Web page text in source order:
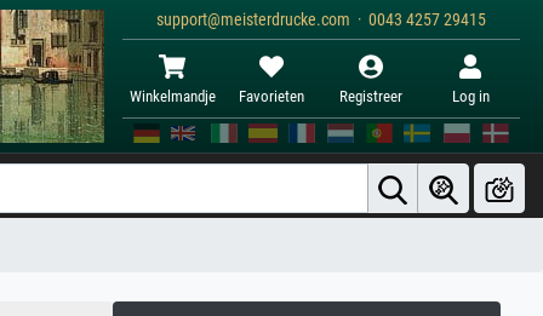
support@meisterdrucke.com · 0043 4257 29415
Winkelmandje Favorieten Registreer Log in